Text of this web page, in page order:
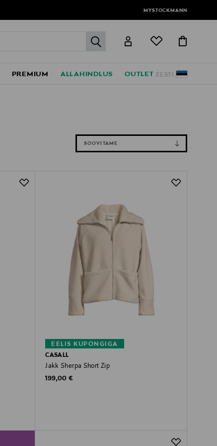
MYSTOCKMANN
label.header.go
EESTI
PREMIUM ALLAHINDLUS OUTLET
SOOVITAME
EELIS KUPONGIGA
CASALL
Jakk Sherpa Short Zip
Original Price
199,00 €